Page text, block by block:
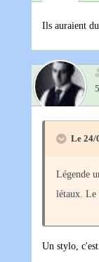
Ils auraient
Le 24/
Légende
létaux. Le
Un stylo,